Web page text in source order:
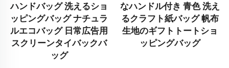
ッグ 洗えるショ
バッグ ナチュラ
ッグ 日常広告用
ンタイバックバ
なハンドル付き 青色 洗え
るクラフト紙バッグ 帆布
生地のギフトトートショ
ッピングバッグ
ト カス
ンチ